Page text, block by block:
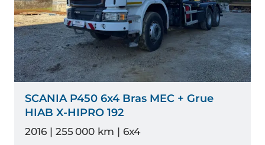
SCANIA P450 6x4 Bras MEC + Grue
HIAB X-HIPRO 192
2016 | 255 000 km | 6x4